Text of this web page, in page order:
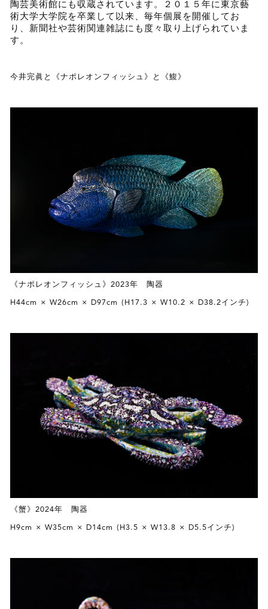
陶芸美術館にも収蔵されています。２０１５年に東京藝
術大学大学院を卒業して以来、毎年個展を開催してお
り、新聞社や芸術関連雑誌にも度々取り上げられていま
す。
今井完眞と《ナポレオンフィッシュ》と《鰒》
《ナポレオンフィッシュ》2023年 陶器
H44cm × W26cm × D97cm (H17.3 × W10.2 × D38.2インチ)
《蟹》2024年 陶器
H9cm × W35cm × D14cm (H3.5 × W13.8 × D5.5インチ)